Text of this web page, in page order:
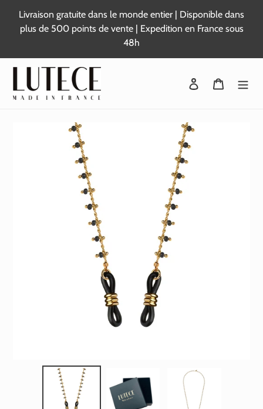
contenu
Livraison gratuite dans le monde entier | Disponible dans
plus de 500 points de vente | Expedition en France sous
48h
Se connecter
Panier